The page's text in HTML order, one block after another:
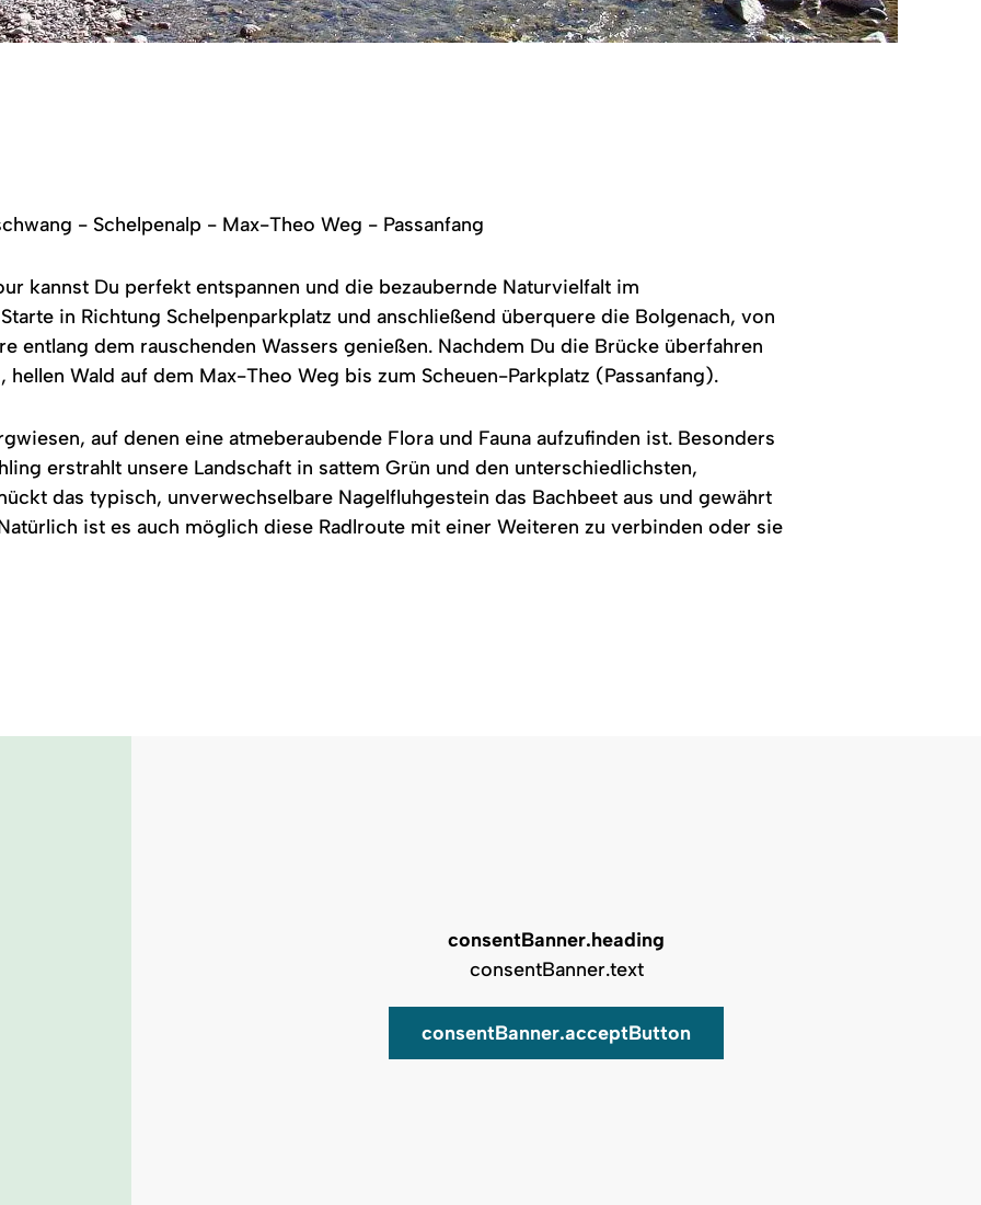
- Schelpenalp - Max-Theo Weg - Passanfang
kannst Du perfekt entspannen und die bezaubernde Naturvielfalt im
in Richtung Schelpenparkplatz und anschließend überquere die Bolgenach, von
entlang dem rauschenden Wassers genießen. Nachdem Du die Brücke überfahren
Wald auf dem Max-Theo Weg bis zum Scheuen-Parkplatz (Passanfang).
auf denen eine atmeberaubende Flora und Fauna aufzufinden ist. Besonders
erstrahlt unsere Landschaft in sattem Grün und den unterschiedlichsten,
das typisch, unverwechselbare Nagelfluhgestein das Bachbeet aus und gewährt
ist es auch möglich diese Radlroute mit einer Weiteren zu verbinden oder sie
consentBanner.heading
consentBanner.text
consentBanner.acceptButton